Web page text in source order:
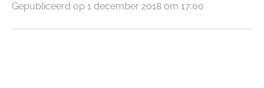
Gepubliceerd op 1 december 2018 om 17:00